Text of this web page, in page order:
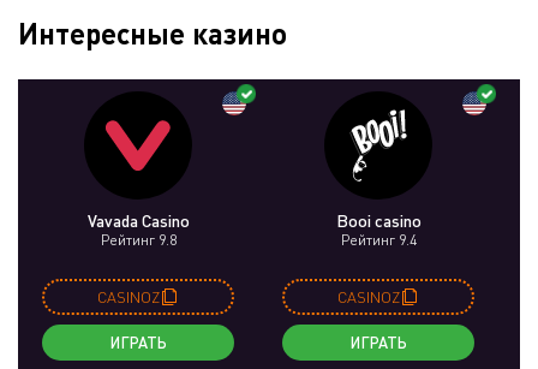
Интересные казино
Vavada Casino
Рейтинг 9.8
CASINOZ
ИГРАТЬ
Booi casino
Рейтинг 9.4
CASINOZ
ИГРАТЬ